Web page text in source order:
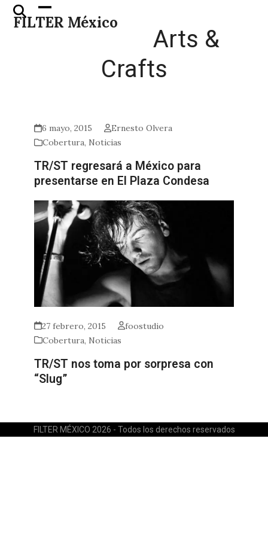
Skip
FILTER México
Open
mobile
Close
mobile
Arts &
Crafts
6 mayo, 2015
Ernesto Olvera
Cobertura, Noticias
TR/ST regresará a México para
presentarse en El Plaza Condesa
27 febrero, 2015
foostudio
Cobertura, Noticias
TR/ST nos toma por sorpresa con
“Slug”
FILTER MÉXICO 2026 - Todos los derechos reservados